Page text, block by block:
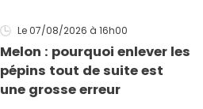
Le 07/08/2026 à 16h00
Melon : pourquoi enlever les
pépins tout de suite est
une grosse erreur